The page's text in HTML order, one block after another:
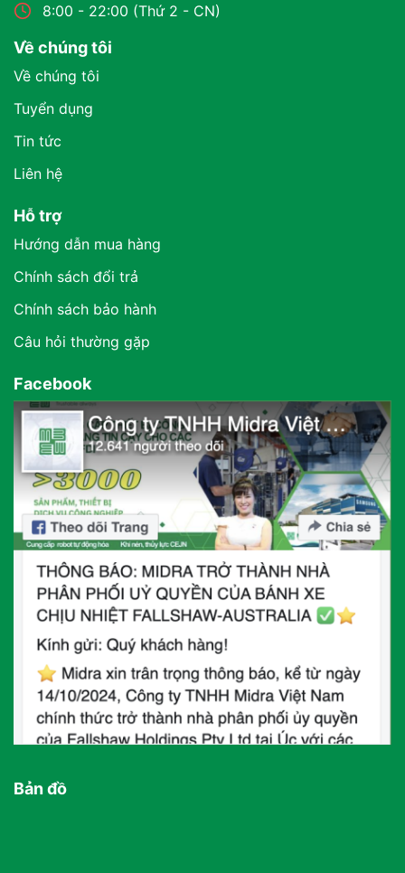
8:00 - 22:00 (Thứ 2 - CN)
Về chúng tôi
Về chúng tôi
Tuyển dụng
Tin tức
Liên hệ
Hỗ trợ
Hướng dẫn mua hàng
Chính sách đổi trả
Chính sách bảo hành
Câu hỏi thường gặp
Facebook
Bản đồ